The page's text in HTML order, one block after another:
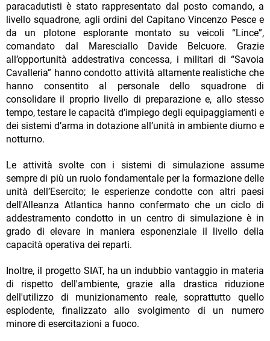
paracadutisti è stato rappresentato dal posto comando, a
livello squadrone, agli ordini del Capitano Vincenzo Pesce e
da un plotone esplorante montato su veicoli “Lince”,
comandato dal Maresciallo Davide Belcuore. Grazie
all’opportunità addestrativa concessa, i militari di “Savoia
Cavalleria” hanno condotto attività altamente realistiche che
hanno consentito al personale dello squadrone di
consolidare il proprio livello di preparazione e, allo stesso
tempo, testare le capacità d’impiego degli equipaggiamenti e
dei sistemi d’arma in dotazione all’unità in ambiente diurno e
notturno.
Le attività svolte con i sistemi di simulazione assume
sempre di più un ruolo fondamentale per la formazione delle
unità dell’Esercito; le esperienze condotte con altri paesi
dell'Alleanza Atlantica hanno confermato che un ciclo di
addestramento condotto in un centro di simulazione è in
grado di elevare in maniera esponenziale il livello della
capacità operativa dei reparti.
Inoltre, il progetto SIAT, ha un indubbio vantaggio in materia
di rispetto dell'ambiente, grazie alla drastica riduzione
dell'utilizzo di munizionamento reale, soprattutto quello
esplodente, finalizzato allo svolgimento di un numero
minore di esercitazioni a fuoco.